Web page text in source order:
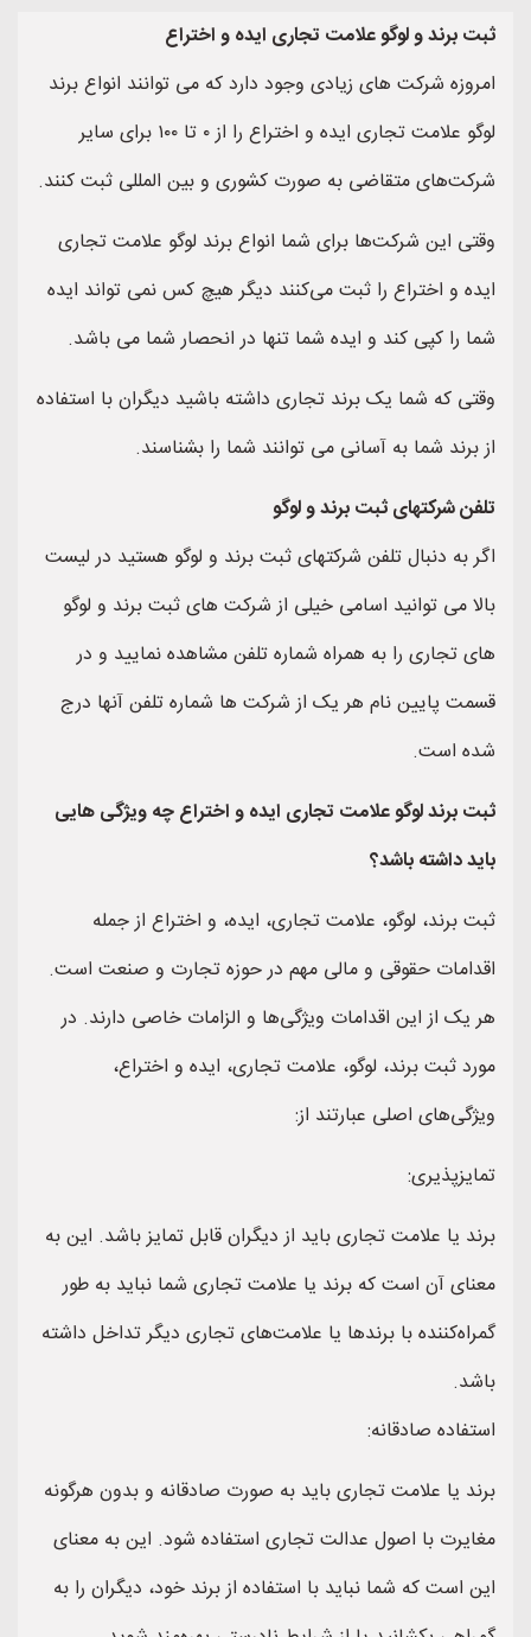
ثبت برند و لوگو علامت تجاری ایده و اختراع
امروزه شرکت های زیادی وجود دارد که می توانند انواع برند
لوگو علامت تجاری ایده و اختراع را از ۰ تا ۱۰۰ برای سایر
شرکت‌های متقاضی به صورت کشوری و بین المللی ثبت کنند.
وقتی این شرکت‌ها برای شما انواع برند لوگو علامت تجاری
ایده و اختراع را ثبت می‌کنند دیگر هیچ کس نمی تواند ایده
شما را کپی کند و ایده شما تنها در انحصار شما می باشد.
وقتی که شما یک برند تجاری داشته باشید دیگران با استفاده
از برند شما به آسانی می توانند شما را بشناسند.
تلفن شرکتهای ثبت برند و لوگو
اگر به دنبال تلفن شرکتهای ثبت برند و لوگو هستید در لیست
بالا می توانید اسامی خیلی از شرکت های ثبت برند و لوگو
های تجاری را به همراه شماره تلفن مشاهده نمایید و در
قسمت پایین نام هر یک از شرکت ها شماره تلفن آنها درج
شده است.
ثبت برند لوگو علامت تجاری ایده و اختراع چه ویژگی هایی
باید داشته باشد؟
ثبت برند، لوگو، علامت تجاری، ایده، و اختراع از جمله
اقدامات حقوقی و مالی مهم در حوزه تجارت و صنعت است.
هر یک از این اقدامات ویژگی‌ها و الزامات خاصی دارند. در
مورد ثبت برند، لوگو، علامت تجاری، ایده و اختراع،
ویژگی‌های اصلی عبارتند از:
تمایزپذیری:
برند یا علامت تجاری باید از دیگران قابل تمایز باشد. این به
معنای آن است که برند یا علامت تجاری شما نباید به طور
گمراه‌کننده با برندها یا علامت‌های تجاری دیگر تداخل داشته
باشد.
استفاده صادقانه:
برند یا علامت تجاری باید به صورت صادقانه و بدون هرگونه
مغایرت با اصول عدالت تجاری استفاده شود. این به معنای
این است که شما نباید با استفاده از برند خود، دیگران را به